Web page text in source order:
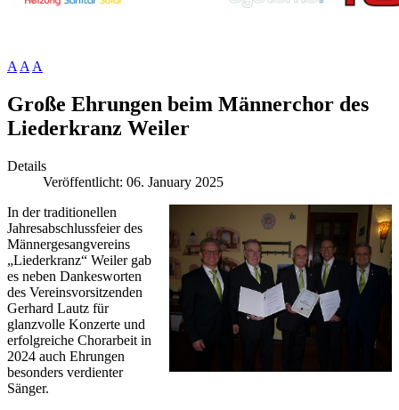
AAA
Große Ehrungen beim Männerchor des
Liederkranz Weiler
Details
Veröffentlicht: 06. January 2025
In der traditionellen
Jahresabschlussfeier des
Männergesangvereins
„Liederkranz“ Weiler gab
es neben Dankesworten
des Vereinsvorsitzenden
Gerhard Lautz für
glanzvolle Konzerte und
erfolgreiche Chorarbeit in
2024 auch Ehrungen
besonders verdienter
Sänger.